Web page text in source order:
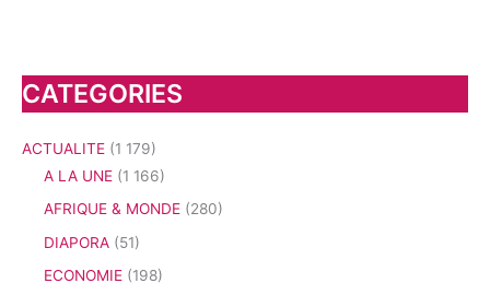
CATEGORIES
ACTUALITE (1 179)
A LA UNE (1 166)
AFRIQUE & MONDE (280)
DIAPORA (51)
ECONOMIE (198)